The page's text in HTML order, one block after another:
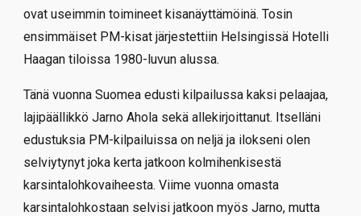
ovat useimmin toimineet kisanäyttämöinä. Tosin
ensimmäiset PM-kisat järjestettiin Helsingissä Hotelli
Haagan tiloissa 1980-luvun alussa.
Tänä vuonna Suomea edusti kilpailussa kaksi pelaajaa,
lajipäällikkö Jarno Ahola sekä allekirjoittanut. Itselläni
edustuksia PM-kilpailuissa on neljä ja ilokseni olen
selviytynyt joka kerta jatkoon kolmihenkisestä
karsintalohkovaiheesta. Viime vuonna omasta
karsintalohkostaan selvisi jatkoon myös Jarno, mutta